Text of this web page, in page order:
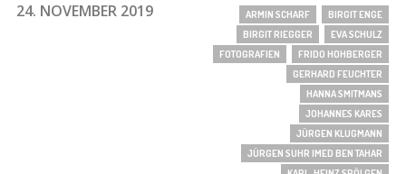
24. NOVEMBER 2019 ARMIN SCHARF
BIRGIT ENGE
BIRGIT RIEGGER
EVA SCHULZ
FOTOGRAFIEN
FRIDO HOHBERGER
GERHARD FEUCHTER
HANNA SMITMANS
JOHANNES KARES
JÜRGEN KLUGMANN
JÜRGEN SUHR IMED BEN TAHAR